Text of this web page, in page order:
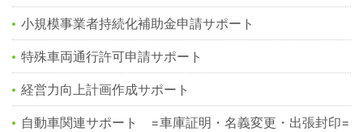
小規模事業者持続化補助金申請サポート
特殊車両通行許可申請サポート
経営力向上計画作成サポート
自動車関連サポート =車庫証明・名義変更・出張封印=